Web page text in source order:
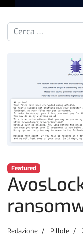
Cerca nelle pillole...
Featured
Redazione Pillole